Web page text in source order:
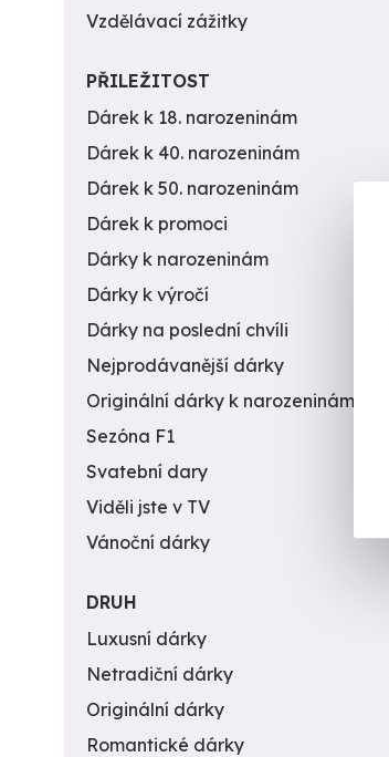
Vzdělávací zážitky
PŘILEŽITOST
Dárek k 18. narozeninám
Dárek k 40. narozeninám
Dárek k 50. narozeninám
Dárek k promoci
Dárky k narozeninám
Dárky k výročí
Dárky na poslední chvíli
Nejprodávanější dárky
Originální dárky k narozeninám
Sezóna F1
Svatební dary
Viděli jste v TV
Vánoční dárky
DRUH
Luxusní dárky
Netradiční dárky
Originální dárky
Romantické dárky